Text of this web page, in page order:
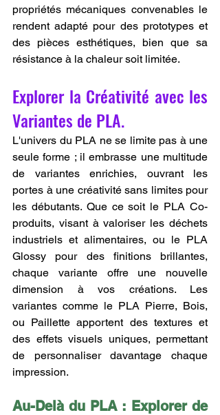
propriétés mécaniques convenables le
rendent adapté pour des prototypes et
des pièces esthétiques, bien que sa
résistance à la chaleur soit limitée.
Explorer la Créativité avec les
Variantes de PLA.
L'univers du PLA ne se limite pas à une
seule forme ; il embrasse une multitude
de variantes enrichies, ouvrant les
portes à une créativité sans limites pour
les débutants. Que ce soit le PLA Co-
produits, visant à valoriser les déchets
industriels et alimentaires, ou le PLA
Glossy pour des finitions brillantes,
chaque variante offre une nouvelle
dimension à vos créations. Les
variantes comme le PLA Pierre, Bois,
ou Paillette apportent des textures et
des effets visuels uniques, permettant
de personnaliser davantage chaque
impression.
Au-Delà du PLA : Explorer de